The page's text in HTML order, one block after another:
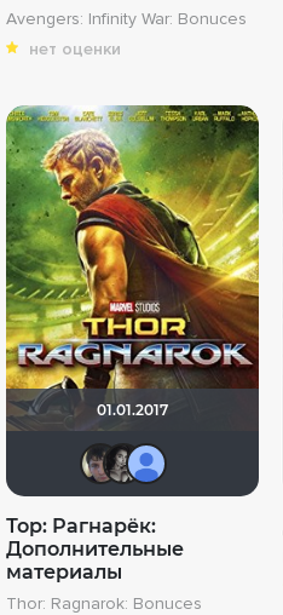
Avengers: Infinity War: Bonuces
нет оценки
01.01.2017
Askhab
Тор: Рагнарёк:
Дополнительные
материалы
Thor: Ragnarok: Bonuces